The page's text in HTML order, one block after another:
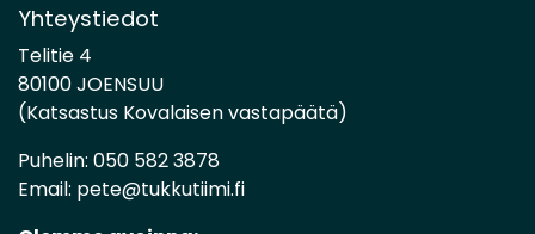
Yhteystiedot
Telitie 4
80100 JOENSUU
(Katsastus Kovalaisen vastapäätä)
Puhelin: 050 582 3878
Email: pete@tukkutiimi.fi